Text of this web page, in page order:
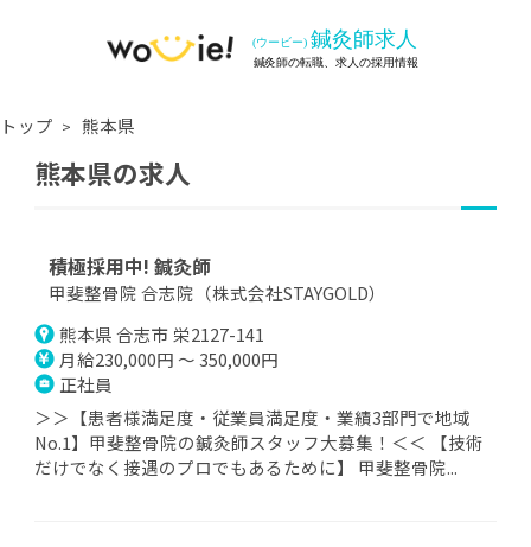
トップ 熊本県
熊本県の求人
積極採用中! 鍼灸師
甲斐整骨院 合志院（株式会社STAYGOLD）
熊本県 合志市 栄2127-141
月給230,000円 ～ 350,000円
正社員
＞＞【患者様満足度・従業員満足度・業績3部門で地域
No.1】甲斐整骨院の鍼灸師スタッフ大募集！＜＜ 【技術
だけでなく接遇のプロでもあるために】 甲斐整骨院...